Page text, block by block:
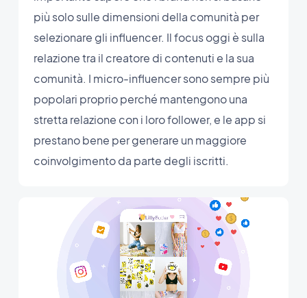
più solo sulle dimensioni della comunità per
selezionare gli influencer. Il focus oggi è sulla
relazione tra il creatore di contenuti e la sua
comunità. I micro-influencer sono sempre più
popolari proprio perché mantengono una
stretta relazione con i loro follower, e le app si
prestano bene per generare un maggiore
coinvolgimento da parte degli iscritti.